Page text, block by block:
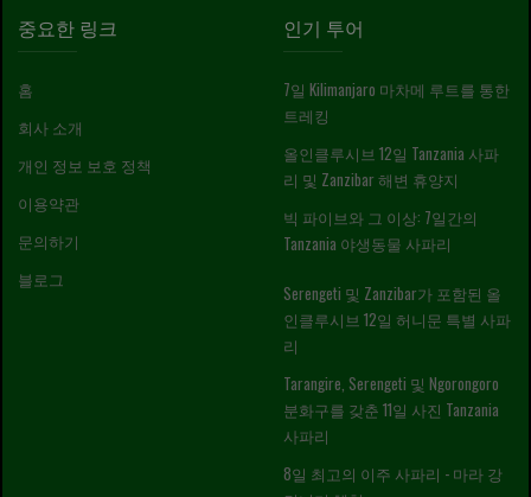
중요한 링크
홈
회사 소개
개인 정보 보호 정책
이용약관
문의하기
블로그
인기 투어
7일 Kilimanjaro 마차메 루트를 통한
트레킹
올인클루시브 12일 Tanzania 사파
리 및 Zanzibar 해변 휴양지
빅 파이브와 그 이상: 7일간의
Tanzania 야생동물 사파리
Serengeti 및 Zanzibar가 포함된 올
인클루시브 12일 허니문 특별 사파
리
Tarangire, Serengeti 및 Ngorongoro
분화구를 갖춘 11일 사진 Tanzania
사파리
8일 최고의 이주 사파리 - 마라 강